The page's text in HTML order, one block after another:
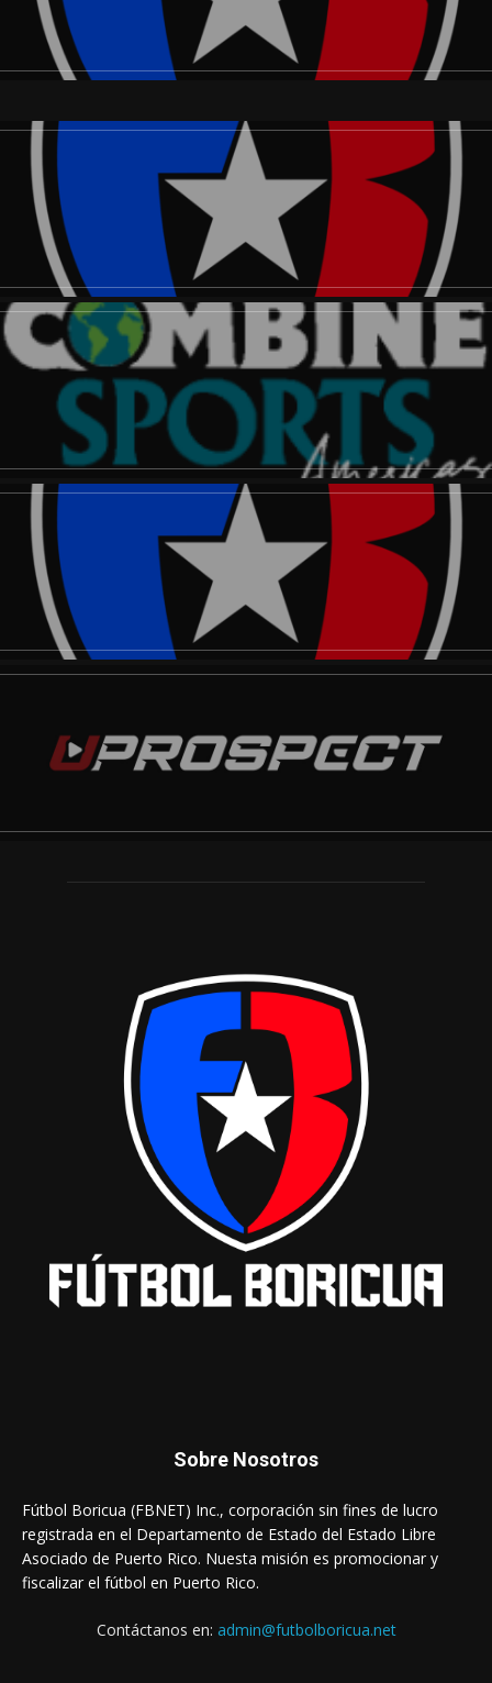
Sobre Nosotros
Fútbol Boricua (FBNET) Inc., corporación sin fines de lucro
registrada en el Departamento de Estado del Estado Libre
Asociado de Puerto Rico. Nuesta misión es promocionar y
fiscalizar el fútbol en Puerto Rico.
Contáctanos en: admin@futbolboricua.net